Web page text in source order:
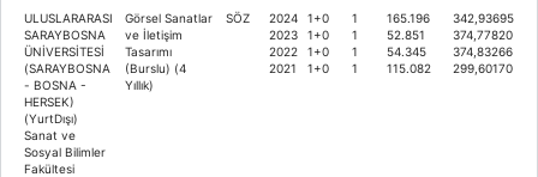
ULUSLARARASI
SARAYBOSNA
ÜNİVERSİTESİ
(SARAYBOSNA
- BOSNA -
HERSEK)
(YurtDışı)
Sanat ve
Sosyal Bilimler
Fakültesi
Görsel Sanatlar
ve İletişim
Tasarımı
(Burslu) (4
Yıllık)
SÖZ
2024
2023
2022
2021
1+0
1+0
1+0
1+0
1
1
1
1
165.196
52.851
54.345
115.082
342,93695
374,77820
374,83266
299,60170